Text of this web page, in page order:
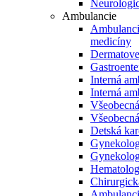
Ambulancie
medicíny
Interná
Interná
Detská